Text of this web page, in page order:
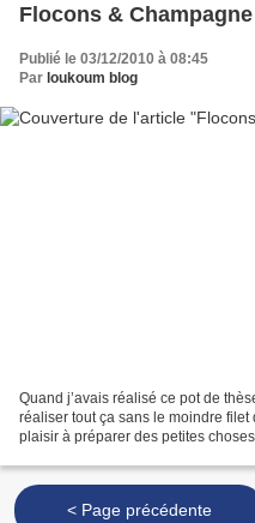
Flocons & Champagne
Publié le 03/12/2010 à 08:45
Par loukoum blog
Quand j’avais réalisé ce pot de
réaliser tout ça sans le moindre filet
plaisir à préparer des petites
< Page précédente